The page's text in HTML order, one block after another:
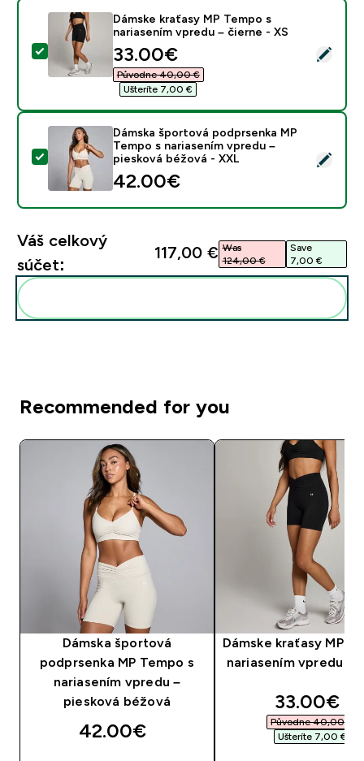
Vybrať tento produkt - Dámske kraťasy MP Tempo s
Dámske kraťasy MP Tempo s
nariasením vpredu – čierne - XS
discounted price
33.00€‎
Původne 40,00 €‎
Ušteríte 7,00 €‎
Vybrať tento produkt - Dámska športová podprsenka
Dámska športová podprsenka MP
Tempo s nariasením vpredu –
piesková béžová - XXL
42.00€‎
Váš celkový
súčet:
117,00 €‎ Was
124,00 €‎
Save
7,00 €‎
Recommended for you
Dámska športová
podprsenka MP Tempo s
nariasením vpredu –
piesková béžová
42.00€‎
Dámske kraťasy MP
nariasením vpredu –
33.00€‎
Původne 40,00 €‎
Ušteríte 7,00 €‎